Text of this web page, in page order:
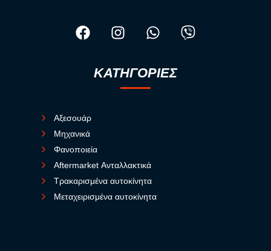
ΚΑΤΗΓΟΡΙΕΣ
Αξεσουάρ
Μηχανικά
Φανοποιεία
Aftermarket Ανταλλακτικά
Τρακαρισμένα αυτοκίνητα
Μεταχειρισμένα αυτοκίνητα